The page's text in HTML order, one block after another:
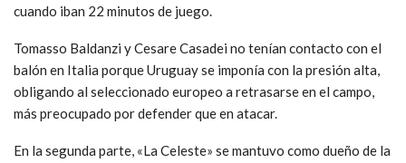
cuando iban 22 minutos de juego.
Tomasso Baldanzi y Cesare Casadei no tenían contacto con el
balón en Italia porque Uruguay se imponía con la presión alta,
obligando al seleccionado europeo a retrasarse en el campo,
más preocupado por defender que en atacar.
En la segunda parte, «La Celeste» se mantuvo como dueño de la